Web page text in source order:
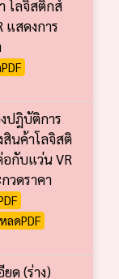
โลจิสติกส์
แสดงการ
ปฎิบัติการ
นค้าโลจิสติ
อกับแว่น VR
วดราคา
ลดPDF
ด (ร่าง)